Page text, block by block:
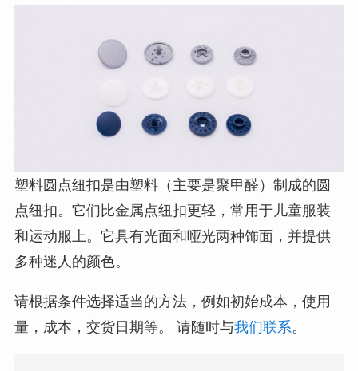
塑料圆点纽扣是由塑料（主要是聚甲醛）制成的圆
点纽扣。它们比金属点纽扣更轻，常用于儿童服装
和运动服上。它具有光面和哑光两种饰面，并提供
多种迷人的颜色。
请根据条件选择适当的方法，例如初始成本，使用
量，成本，交货日期等。 请随时与我们联系。